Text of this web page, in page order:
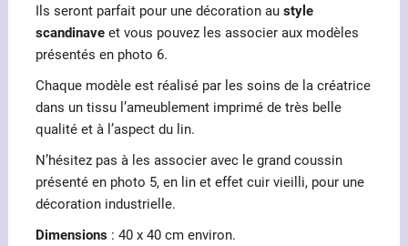
Ils seront parfait pour une décoration au style
scandinaveet vous pouvez les associer aux modèles
présentés en photo 6.
Chaque modèle est réalisé par les soins de la créatrice
dans un tissu l’ameublement imprimé de très belle
qualité et à l’aspect du lin.
N’hésitez pas à les associer avec le grand coussin
présenté en photo 5, en lin et effet cuir vieilli, pour une
décoration industrielle.
Dimensions: 40 x 40 cm environ.